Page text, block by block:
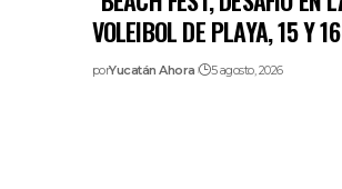
VOLEIBOL DE PLAYA, 15 Y
porYucatán Ahora 5 agosto, 2026